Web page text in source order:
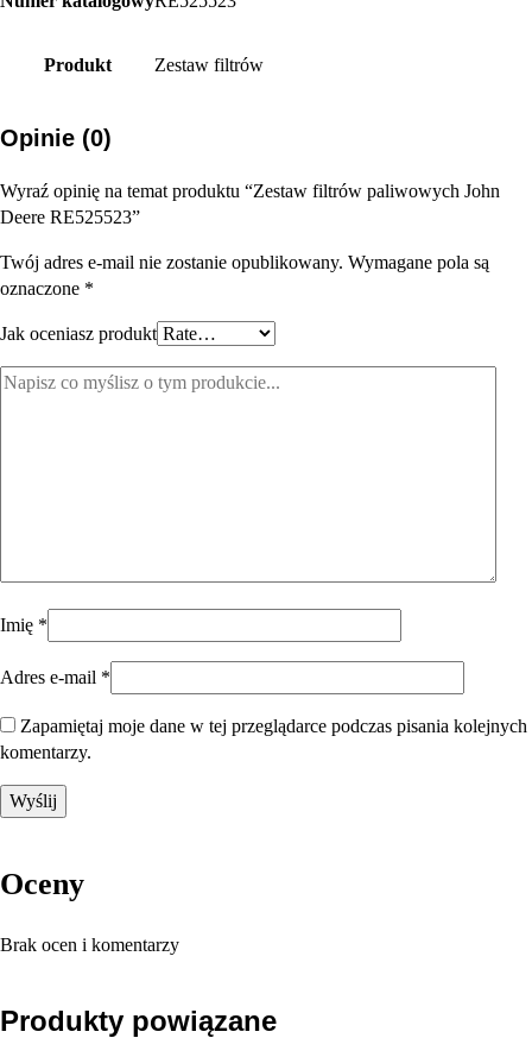
Produkt Zestaw filtrów
Opinie (0)
Wyraź opinię na temat produktu “Zestaw filtrów paliwowych John
Deere RE525523”
Twój adres e-mail nie zostanie opublikowany. Wymagane pola są
oznaczone *
Jak oceniasz produkt
Imię *
Adres e-mail *
Zapamiętaj moje dane w tej przeglądarce podczas pisania kolejnych
komentarzy.
Oceny
Brak ocen i komentarzy
Produkty powiązane